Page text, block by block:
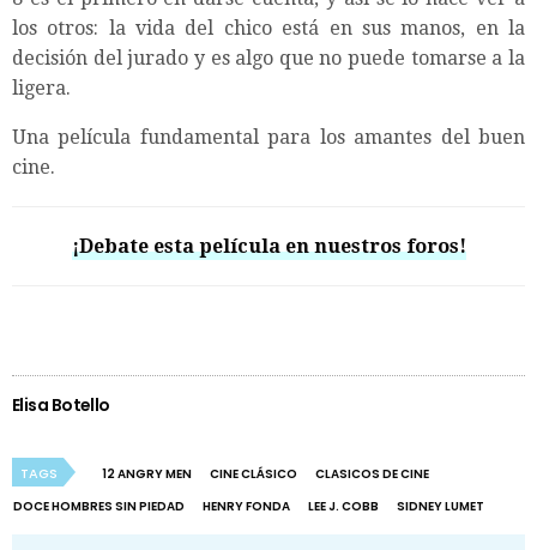
los otros: la vida del chico está en sus manos, en la
decisión del jurado y es algo que no puede tomarse a la
ligera.
Una película fundamental para los amantes del buen
cine.
¡Debate esta película en nuestros foros!
Elisa Botello
TAGS 12 ANGRY MEN CINE CLÁSICO
CLASICOS DE CINE
DOCE HOMBRES SIN PIEDAD
HENRY FONDA LEE J. COBB SIDNEY LUMET